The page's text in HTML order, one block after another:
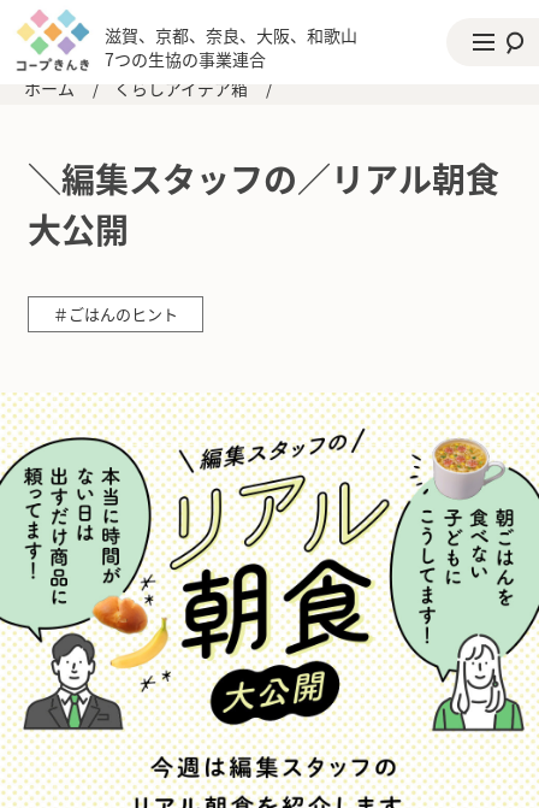
滋賀、京都、奈良、大阪、和歌山
7つの生協の事業連合
ホーム
/ くらしアイデア箱 /
＼編集スタッフの／リアル朝食
大公開
＃ごはんのヒント